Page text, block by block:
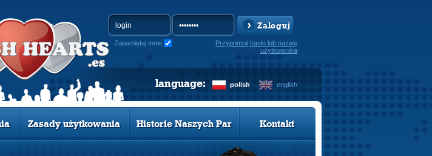
Zaloguj
Zapamiętaj mnie
Przypomnij hasło lub nazwę
użytkownika
polish english
language:
Zasady użytkowania Historie Naszych Par Kontakt